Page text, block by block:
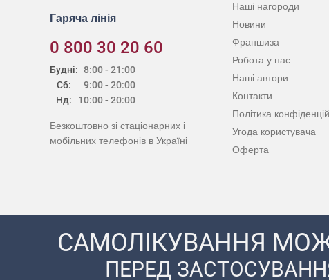
Гаряча лінія
0 800 30 20 60
Будні:
Сб:
Нд:
8:00 - 21:00
9:00 - 20:00
10:00 - 20:00
Безкоштовно зі стаціонарних і
мобільних телефонів в Україні
Наші нагороди
Новини
Франшиза
Робота у нас
Наші автори
Контакти
Політика
Угода користувача
Оферта
САМОЛІКУВАННЯ
ПЕРЕД